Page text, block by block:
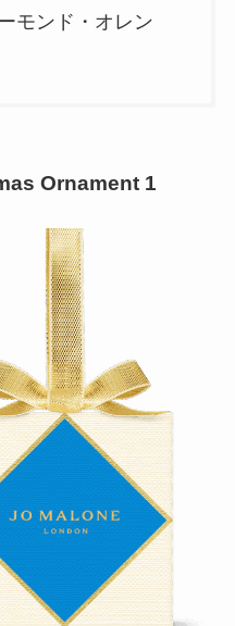
モンド・オレン
Ornament 1